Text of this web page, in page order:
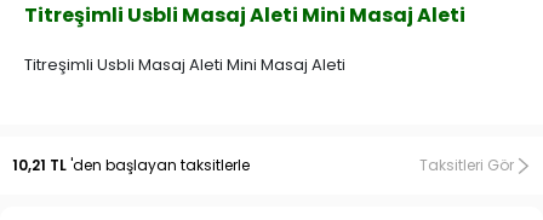
Titreşimli Usbli Masaj Aleti Mini Masaj Aleti
Titreşimli Usbli Masaj Aleti Mini Masaj Aleti
10,21 TL'den başlayan taksitlerle Taksitleri Gör